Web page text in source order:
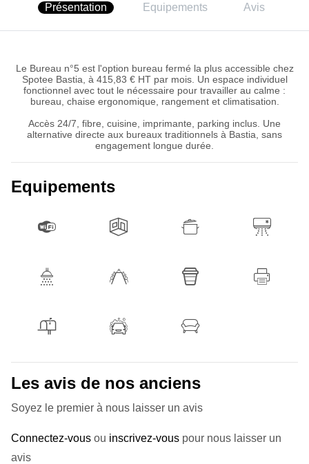
Présentation Equipements Avis
Le Bureau n°5 est l'option bureau fermé la plus accessible chez
Spotee Bastia, à 415,83 € HT par mois. Un espace individuel
fonctionnel avec tout le nécessaire pour travailler au calme :
bureau, chaise ergonomique, rangement et climatisation.
Accès 24/7, fibre, cuisine, imprimante, parking inclus. Une
alternative directe aux bureaux traditionnels à Bastia, sans
engagement longue durée.
Equipements
Les avis de nos anciens
Soyez le premier à nous laisser un avis
Connectez-vous ou inscrivez-vous pour nous laisser un
avis